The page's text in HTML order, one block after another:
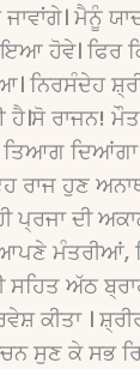
ਮੈਨੂੰ
ਹੋਵੇ। ਫਿਰ
ਨਿਰਸੰਦੇਹ
ਰਾਜਨ!
ਦਿਆਂਗਾ।
ਰਾਜ ਹੁਣ
ਪ੍ਰਜਾ ਦੀ
ਮੰਤਰੀਆਂ,
ਸਹਿਤ ਅੱਠ
ਕੀਤਾ ।
ਸੁਣ ਕੇ ਸਭ